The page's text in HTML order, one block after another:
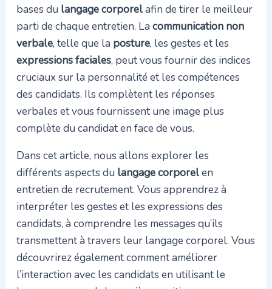
bases du langage corporelafin de tirer le meilleur
parti de chaque entretien. La communication non
verbale, telle que la posture, les gestes et les
expressions faciales, peut vous fournir des indices
cruciaux sur la personnalité et les compétences
des candidats. Ils complètent les réponses
verbales et vous fournissent une image plus
complète du candidat en face de vous.
Dans cet article, nous allons explorer les
différents aspects du langage corporelen
entretien de recrutement. Vous apprendrez à
interpréter les gestes et les expressions des
candidats, à comprendre les messages qu’ils
transmettent à travers leur langage corporel. Vous
découvrirez également comment améliorer
l’interaction avec les candidats en utilisant le